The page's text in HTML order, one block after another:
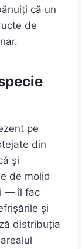
că un
de
pe
din
și
de molid
— îl fac
și
distribuția